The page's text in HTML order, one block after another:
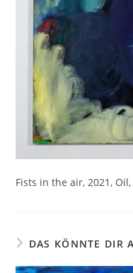
Fists in the air, 2021,
DAS KÖNNTE DIR